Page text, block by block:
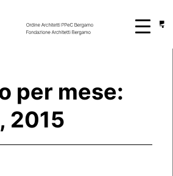
per mese:
2015